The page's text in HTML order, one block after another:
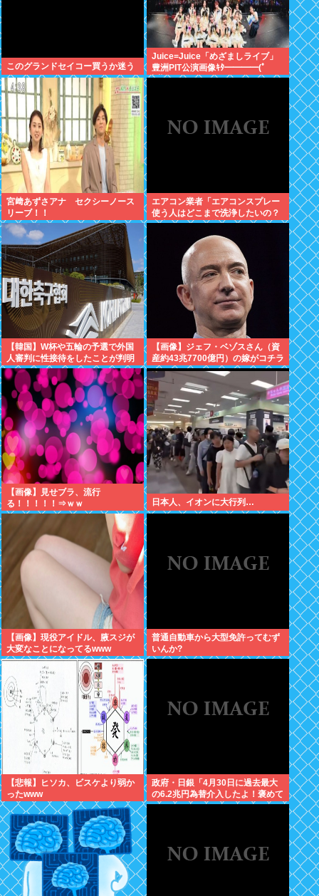
このグランドセイコー買うか迷う
Juice=Juice「めざましライブ」
豊洲PIT公演画像ｷﾀ━━━━(ﾟ
∀ﾟ)━━━━!!
宮﨑あずさアナ セクシーノース
リーブ！！
エアコン業者「エアコンスプレー
使う人はどこまで洗浄したいの？
室内に風を送り込んでるファンは
汚いままですよ」331.5万バズ
【韓国】W杯や五輪の予選で外国
人審判に性接待をしたことが判明
【画像】ジェフ・ベゾスさん（資
産約43兆7700億円）の嫁がコチラ
www
【画像】見せブラ、流行
る！！！！！⇒ｗｗ
日本人、イオンに大行列…
【画像】現役アイドル、腋スジが
大変なことになってるwww
普通自動車から大型免許ってむず
いんか?
【悲報】ヒソカ、ビスケより弱か
ったwww
政府・日銀「4月30日に過去最大
の6.2兆円為替介入したよ！褒めて
よ！」